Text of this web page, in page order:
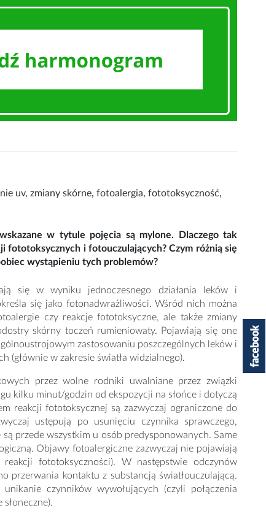
uv, zmiany skórne, fotoalergia, fototoksyczność,
w tytule pojęcia są mylone. Dlaczego tak
fototoksycznych i fotouczulających? Czym różnią się
wystąpieniu tych problemów?
się w wyniku jednoczesnego działania leków i
się jako fotonadwrażliwości. Wśród nich można
czy reakcje fototoksyczne, ale także zmiany
skórny toczeń rumieniowaty. Pojawiają się one
zastosowaniu poszczególnych leków i
(głównie w zakresie światła widzialnego).
przez wolne rodniki uwalniane przez związki
kilku minut/godzin od ekspozycji na słońce i dotyczą
reakcji fototoksycznej są zazwyczaj ograniczone do
ustępują po usunięciu czynnika sprawczego,
przede wszystkim u osób predysponowanych. Same
Objawy fotoalergiczne zazwyczaj nie pojawiają
fototoksyczności). W następstwie odczynów
przerwania kontaktu z substancją światłouczulającą.
czynników wywołujących (czyli połączenia